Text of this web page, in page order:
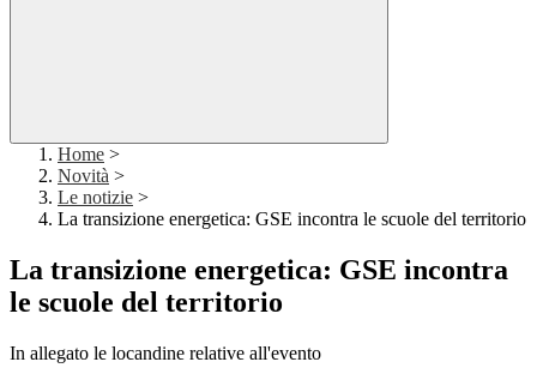
Home >
Novità >
Le notizie >
La transizione energetica: GSE incontra le scuole del territorio
La transizione energetica: GSE incontra
le scuole del territorio
In allegato le locandine relative all'evento